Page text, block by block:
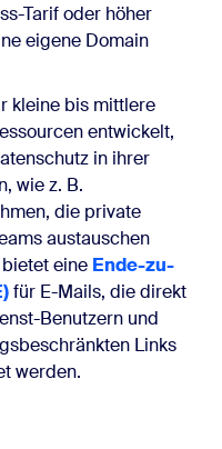
Tarif oder höher
eigene Domain
kleine bis mittlere
entwickelt,
in ihrer
wie z. B.
die private
austauschen
eine Ende-zu-
für E-Mails, die direkt
Benutzern und
Links
werden.